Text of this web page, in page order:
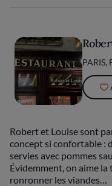
PARIS,
Robert et Louise sont
concept si confortable :
servies avec pommes
Évidemment, on aime
ronronner les viandes…